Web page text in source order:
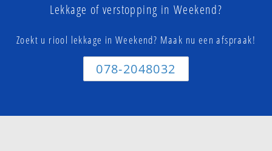
Lekkage of verstopping in Weekend?
Zoekt u riool lekkage in Weekend? Maak nu een afspraak!
078-2048032